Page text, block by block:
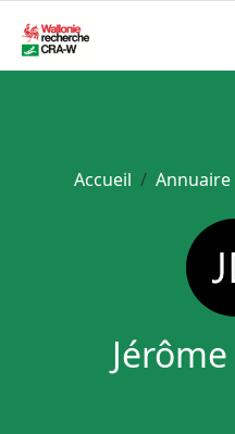
Accueil Annuaire
Jérôme